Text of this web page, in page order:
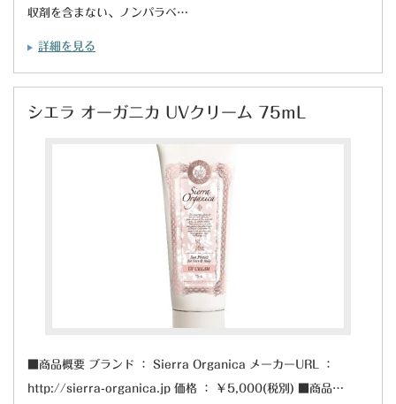
収剤を含まない、ノンパラベ…
詳細を見る
シエラ オーガニカ UVクリーム 75mL
■商品概要 ブランド ： Sierra Organica メーカーURL ：
http://sierra-organica.jp 価格 ： ￥5,000(税別) ■商品…